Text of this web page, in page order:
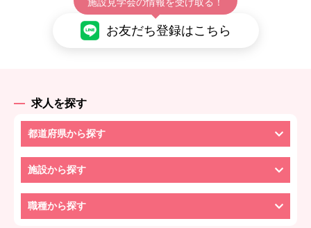
お友だち登録はこちら
求人を探す
都道府県から探す
施設から探す
職種から探す